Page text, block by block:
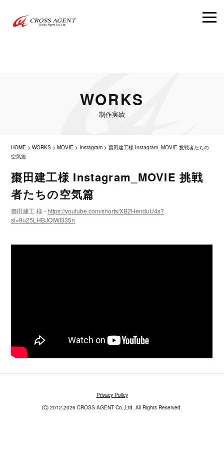
WORKS
制作実績
HOME >WORKS >MOVIE > Instagram >棗田建工様 Instagram_MOVIE 挑戦者たちの
空気篇
棗田建工様 Instagram_MOVIE 挑戦
者たちの空気篇
棗田建工 様 -https://youtube.com/shorts/XB2HenduU4s?
si=9u25LHBJOjWI335n
Privacy Policy
(C) 2012-2026 CROSS AGENT Co.,Ltd. All Rights Reserved.